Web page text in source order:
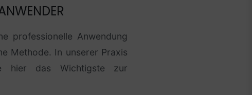
professionelle Anwendung
Methode. In unserer Praxis
hier das Wichtigste zur